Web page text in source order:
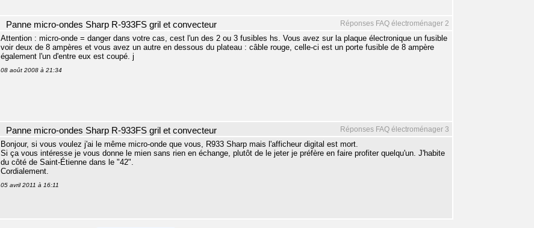
Réponses FAQ électroménager 2
Panne micro-ondes Sharp R-933FS gril et convecteur
Attention : micro-onde = danger dans votre cas, cest l'un des 2 ou 3 fusibles hs. Vous avez sur la plaque électronique un fusible
voir deux de 8 ampères et vous avez un autre en dessous du plateau : câble rouge, celle-ci est un porte fusible de 8 ampère
également l'un d'entre eux est coupé. j
08 août 2008 à 21:34
Réponses FAQ électroménager 3
Panne micro-ondes Sharp R-933FS gril et convecteur
Bonjour, si vous voulez j'ai le même micro-onde que vous, R933 Sharp mais l'afficheur digital est mort.
Si ça vous intéresse je vous donne le mien sans rien en échange, plutôt de le jeter je préfère en faire profiter quelqu'un. J'habite
du côté de Saint-Étienne dans le "42".
Cordialement.
05 avril 2011 à 16:11